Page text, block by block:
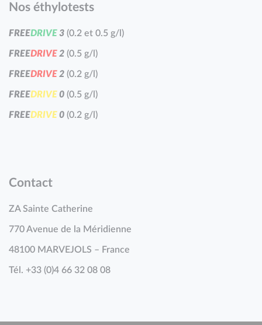
Nos éthylotests
FREEDRIVE3 (0.2 et 0.5 g/l)
FREEDRIVE2 (0.5 g/l)
FREEDRIVE2 (0.2 g/l)
FREEDRIVE0 (0.5 g/l)
FREEDRIVE0 (0.2 g/l)
Contact
ZA Sainte Catherine
770 Avenue de la Méridienne
48100 MARVEJOLS – France
Tél. +33 (0)4 66 32 08 08